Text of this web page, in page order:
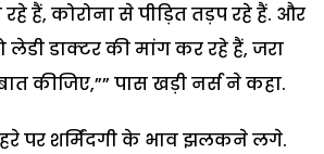
हैं, कोरोना से पीड़ित तड़प रहे हैं. और
डाक्टर की मांग कर रहे हैं, जरा
कीजिए,”” पास खड़ी नर्स ने कहा.
पर शर्मिंदगी के भाव झलकने लगे.